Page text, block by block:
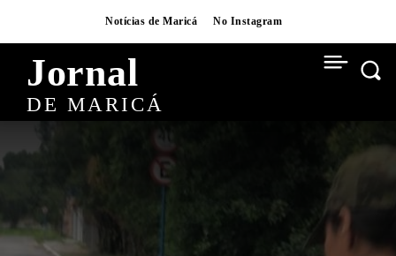
Notícias de Maricá No Instagram
Jornal
DE MARICÁ